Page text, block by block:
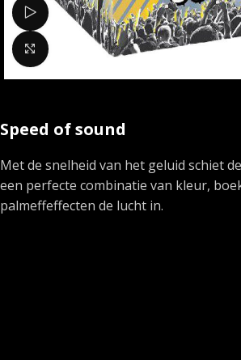
Bekijk video
Klik om te vergroten
Speed of sound
Met de snelheid van het geluid schiet
een perfecte combinatie van kleur,
palmeffeffecten de lucht in.